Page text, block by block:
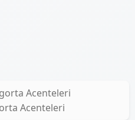
Acenteleri
Acenteleri